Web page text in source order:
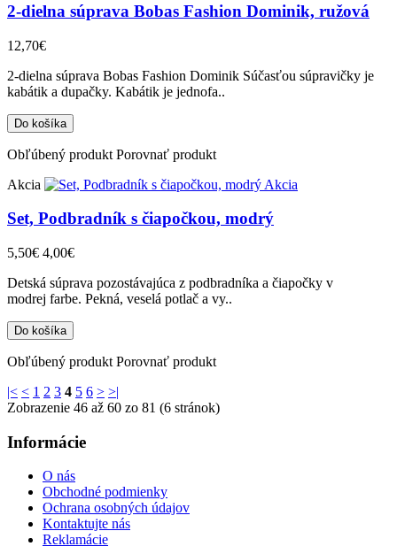
2-dielna súprava Bobas Fashion Dominik, ružová
12,70€
2-dielna súprava Bobas Fashion Dominik Súčasťou súpravičky je
kabátik a dupačky. Kabátik je jednofa..
Obľúbený produkt Porovnať produkt
Akcia
Akcia
Set, Podbradník s čiapočkou, modrý
5,50€ 4,00€
Detská súprava pozostávajúca z podbradníka a čiapočky v
modrej farbe. Pekná, veselá potlač a vy..
Obľúbený produkt Porovnať produkt
|< < 1 2 3 4 5 6 > >|
Zobrazenie 46 až 60 zo 81 (6 stránok)
Informácie
O nás
Obchodné podmienky
Ochrana osobných údajov
Kontaktujte nás
Reklamácie